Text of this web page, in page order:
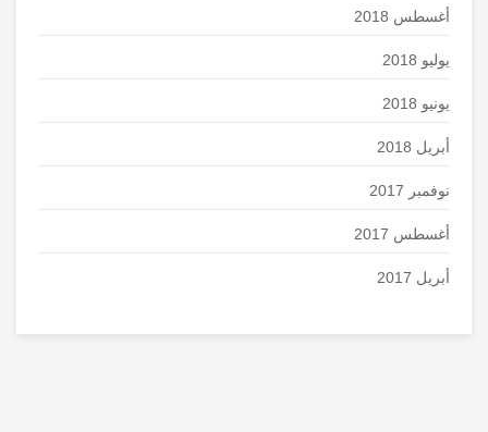
أغسطس 2018
يوليو 2018
يونيو 2018
أبريل 2018
نوفمبر 2017
أغسطس 2017
أبريل 2017